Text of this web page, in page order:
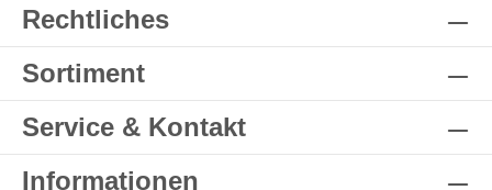
Rechtliches
Sortiment
Service & Kontakt
Informationen